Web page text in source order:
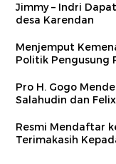
Jimmy – Indri
desa Karendan
Menjemput
Politik Pengusung
Pro H. Gogo
Salahudin dan
Resmi Mendaftar
Terimakasih